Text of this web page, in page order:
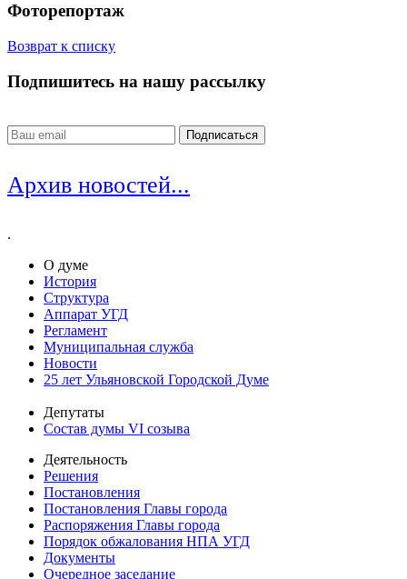
Фоторепортаж
Возврат к списку
Подпишитесь на нашу рассылку
Архив новостей...
.
О думе
История
Структура
Аппарат УГД
Регламент
Муниципальная служба
Новости
25 лет Ульяновской Городской Думе
Депутаты
Состав думы VI созыва
Деятельность
Решения
Постановления
Постановления Главы города
Распоряжения Главы города
Порядок обжалования НПА УГД
Документы
Очередное заседание